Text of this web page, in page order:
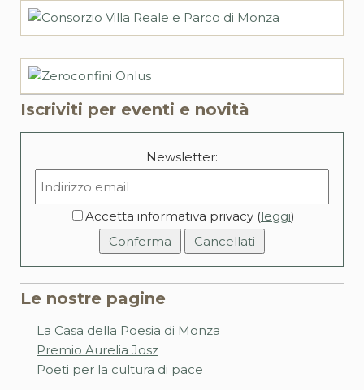
Iscriviti per eventi e novità
Newsletter:
Accetta informativa privacy (leggi)
Le nostre pagine
La Casa della Poesia di Monza
Premio Aurelia Josz
Poeti per la cultura di pace